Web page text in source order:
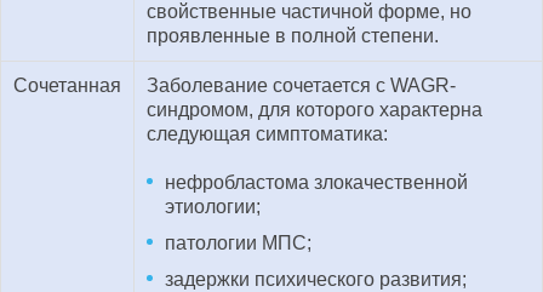
свойственные частичной форме, но
проявленные в полной степени.
Сочетанная
Заболевание сочетается с WAGR-
синдромом, для которого характерна
следующая симптоматика:
нефробластома злокачественной
этиологии;
патологии МПС;
задержки психического развития;